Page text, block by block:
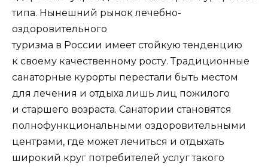
типа. Нынешний рынок лечебно-
оздоровительного
туризма в России имеет стойкую тенденцию
к своему качественному росту. Традиционные
санаторные курорты перестали быть местом
для лечения и отдыха лишь лиц пожилого
и старшего возраста. Санатории становятся
полнофункциональными оздоровительными
центрами, где может лечиться и отдыхать
широкий круг потребителей услуг такого